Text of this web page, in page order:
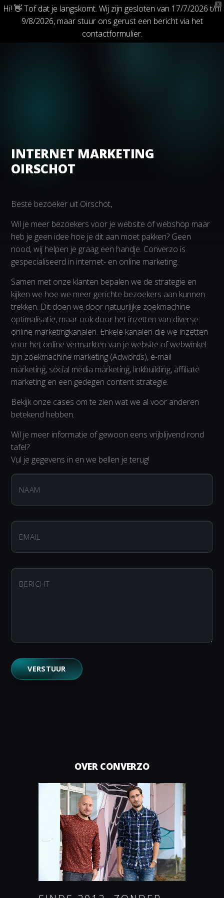
X
Hi! 👋 Tof dat je langskomt. Wij zijn gesloten van 17/7/2026 t/m
9/8/2026, maar stuur ons gerust een bericht via het
contactformulier.
INTERNET MARKETING
OIRSCHOT
Beste bezoeker uit Oirschot,
Wil je meer bezoekers voor je website of webshop maar
heb je geen idee hoe je dit aan moet pakken? Geen
nood, wij helpen je graag een handje. Converzo is
gespecialiseerd in internet- en online marketing.
Samen met onze klanten bepalen we de strategie en
kijken we hoe we meer gerichte bezoekers aan kunnen
trekken. Dit doen we door natuurlijke zoekmachine
optimalisatie, maar ook door het inzetten van diverse
online marketingkanalen. Enkele kanalen die we inzetten
voor het online vermarkten van je website of webwinkel
zijn zoekmachine marketing (Adwords), e-mail
marketing, social media marketing, linkbuilding, affiliate
marketing en een gedegen content strategie.
Bekijk onze cases om te zien wat we al voor anderen
betekend hebben.
Wil je meer informatie of gewoon eens vrijblijvend rond
tafel?
Vul je gegevens in en we bellen je terug!
OVER CONVERZO